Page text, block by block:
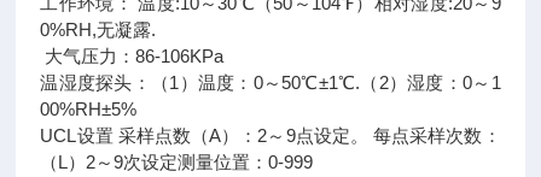
0%RH,无凝露.
大气压力：86-106KPa
温湿度探头：（1）温度：0～50℃±1℃.（2）湿度：0～1
00%RH±5%
UCL设置 采样点数（A）：2～9点设定。 每点采样次数：
（L）2～9次设定测量位置：0-999